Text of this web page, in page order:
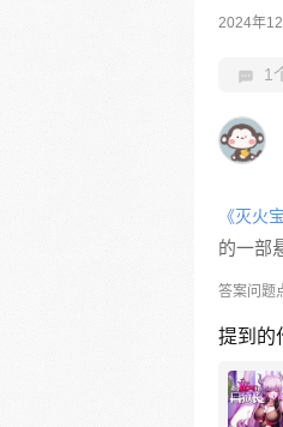
2024年
1
《灭火
的一部
答案问题
提到的